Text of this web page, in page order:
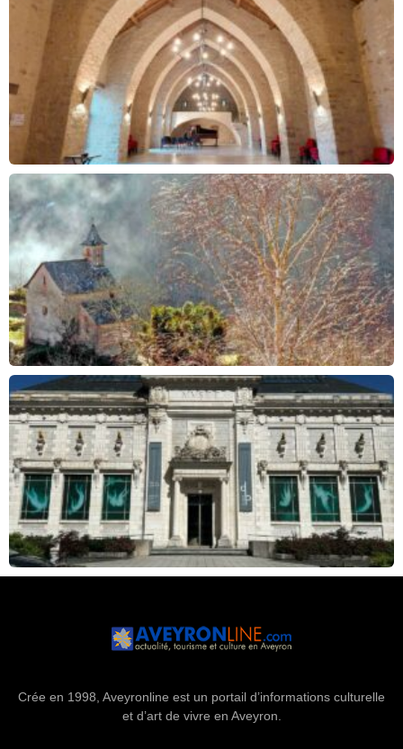
Crée en 1998, Aveyronline est un portail d’informations culturelle
et d’art de vivre en Aveyron.